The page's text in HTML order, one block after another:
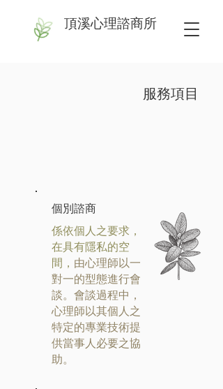
頂溪心理諮商所
​服務項目
個別諮商
係依個人之要求，
在具有隱私的空
間， 由心理師以一
對一的型態進行會
談。會談過程中，
心理師以其個人之
特定的專業技術提
供當事人必要之協
助。